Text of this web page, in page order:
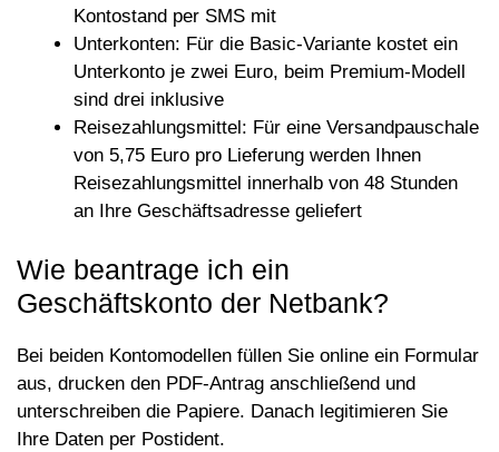
Kontostand per SMS mit
Unterkonten: Für die Basic-Variante kostet ein
Unterkonto je zwei Euro, beim Premium-Modell
sind drei inklusive
Reisezahlungsmittel: Für eine Versandpauschale
von 5,75 Euro pro Lieferung werden Ihnen
Reisezahlungsmittel innerhalb von 48 Stunden
an Ihre Geschäftsadresse geliefert
Wie beantrage ich ein
Geschäftskonto der Netbank?
Bei beiden Kontomodellen füllen Sie online ein Formular
aus, drucken den PDF-Antrag anschließend und
unterschreiben die Papiere. Danach legitimieren Sie
Ihre Daten per Postident.